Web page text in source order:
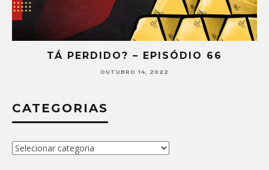
TÁ PERDIDO? – EPISÓDIO 66
OUTUBRO 14, 2022
CATEGORIAS
Categorias